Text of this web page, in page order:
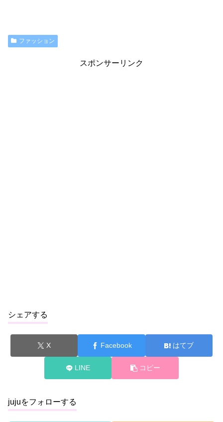
ファッション
スポンサーリンク
シェアする
X Facebook はてブ
LINE コピー
jujuをフォローする